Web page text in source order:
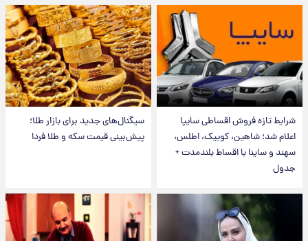
شرایط تازه فروش اقساطی سایپا
اعلام شد؛ شاهین، کوییک، اطلس،
سهند و ساینا با اقساط بلندمدت +
جدول
سیگنال‌های جدید برای بازار طلا؛
پیش‌بینی قیمت سکه و طلا فردا